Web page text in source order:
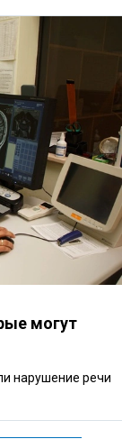
могут
нарушение речи